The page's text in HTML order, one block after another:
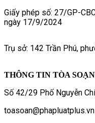
Giấy phép số: 27/GP-
ngày 17/9/2024
Trụ sở: 142 Trần Phú,
THÔNG TIN TÒA SOẠN
Số 42/29 Phố Nguyễn
toasoan@phapluatplus.vn